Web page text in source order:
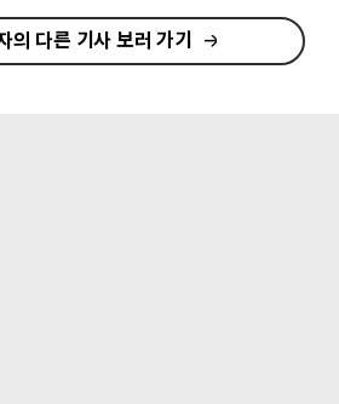
의 다른 기사 보러 가기